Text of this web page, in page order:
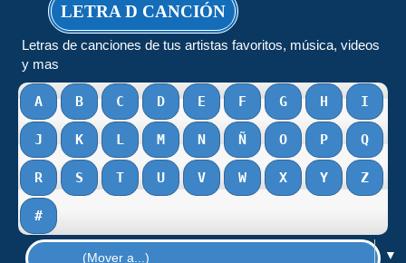
LETRA D CANCIÓN
Letras de canciones de tus artistas favoritos, música, videos
y mas
A B C D E F G H I
J K L M N Ñ O P Q
R S T U V W X Y Z
#
▼